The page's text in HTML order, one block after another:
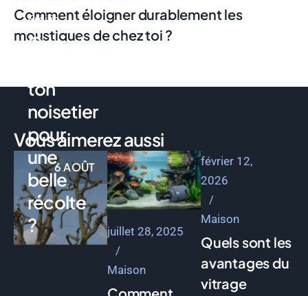
Comment éloigner durablement les
moustiques de chez toi ?
Vous aimerez aussi
6 AOÛT
Emilie
Quand
ton
noisetier
pour
une
belle
récolte
?
juillet 28, 2025
Maison
février 12,
2026
Maison
Quels sont les
avantages du
vitrage